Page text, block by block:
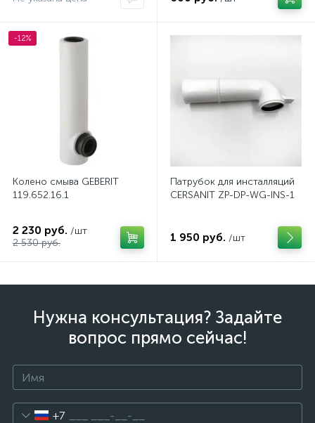
-12%
Колено смыва GEBERIT
119.652.16.1
2 230 руб. /шт
2 530 руб.
Патрубок для инсталляций
CERSANIT ZP-DP-WG-INS-1
1 950 руб. /шт
Нужна консультация? Задайте
вопрос прямо сейчас!
+7